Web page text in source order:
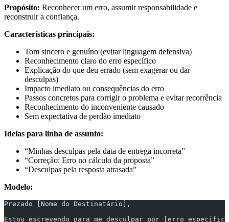
Propósito: Reconhecer um erro, assumir responsabilidade e
reconstruir a confiança.
Características principais:
Tom sincero e genuíno (evitar linguagem defensiva)
Reconhecimento claro do erro específico
Explicação do que deu errado (sem exagerar ou dar
desculpas)
Impacto imediato ou consequências do erro
Passos concretos para corrigir o problema e evitar recorrência
Reconhecimento do inconveniente causado
Sem expectativa de perdão imediato
Ideias para linha de assunto:
“Minhas desculpas pela data de entrega incorreta”
“Correção: Erro no cálculo da proposta”
“Desculpas pela resposta atrasada”
Modelo:
Prezado [Nome do Destinatário],
Estou escrevendo para me desculpar por [erro